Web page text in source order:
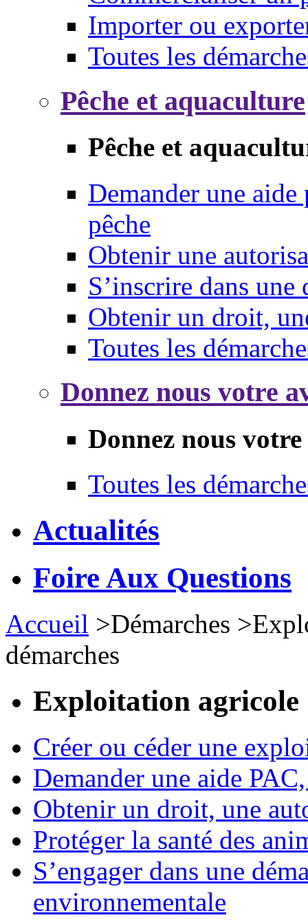
Importer ou
Toutes les
Pêche et aquaculture
Pêche et
Demander une
pêche
Obtenir une
S’inscrire dans une
Obtenir un droit,
Toutes les
Donnez nous votre
Donnez nous
Toutes les
Actualités
Foire Aux Questions
Accueil >Démarches >
démarches
Exploitation agricole
Créer ou céder une
Demander une aide
Obtenir un droit, une
Protéger la santé des
S’engager dans une
environnementale